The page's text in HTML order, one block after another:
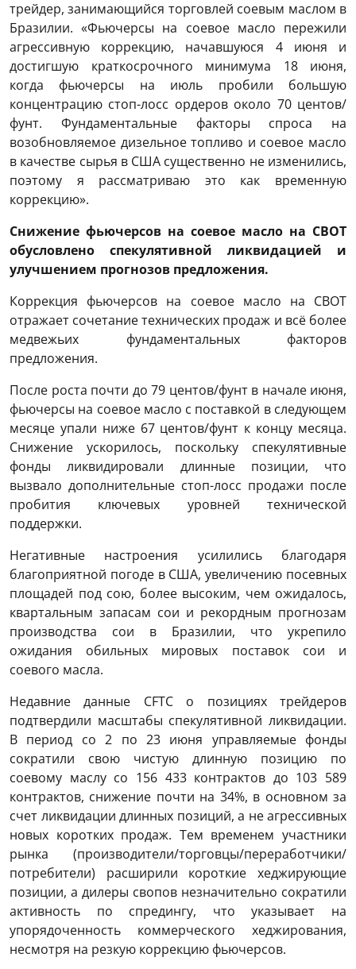
трейдер, занимающийся торговлей соевым маслом в
Бразилии. «Фьючерсы на соевое масло пережили
агрессивную коррекцию, начавшуюся 4 июня и
достигшую краткосрочного минимума 18 июня,
когда фьючерсы на июль пробили большую
концентрацию стоп-лосс ордеров около 70 центов/
фунт. Фундаментальные факторы спроса на
возобновляемое дизельное топливо и соевое масло
в качестве сырья в США существенно не изменились,
поэтому я рассматриваю это как временную
коррекцию».
Снижение фьючерсов на соевое масло на CBOT
обусловлено спекулятивной ликвидацией и
улучшением прогнозов предложения.
Коррекция фьючерсов на соевое масло на CBOT
отражает сочетание технических продаж и всё более
медвежьих фундаментальных факторов
предложения.
После роста почти до 79 центов/фунт в начале июня,
фьючерсы на соевое масло с поставкой в следующем
месяце упали ниже 67 центов/фунт к концу месяца.
Снижение ускорилось, поскольку спекулятивные
фонды ликвидировали длинные позиции, что
вызвало дополнительные стоп-лосс продажи после
пробития ключевых уровней технической
поддержки.
Негативные настроения усилились благодаря
благоприятной погоде в США, увеличению посевных
площадей под сою, более высоким, чем ожидалось,
квартальным запасам сои и рекордным прогнозам
производства сои в Бразилии, что укрепило
ожидания обильных мировых поставок сои и
соевого масла.
Недавние данные CFTC о позициях трейдеров
подтвердили масштабы спекулятивной ликвидации.
В период со 2 по 23 июня управляемые фонды
сократили свою чистую длинную позицию по
соевому маслу со 156 433 контрактов до 103 589
контрактов, снижение почти на 34%, в основном за
счет ликвидации длинных позиций, а не агрессивных
новых коротких продаж. Тем временем участники
рынка (производители/торговцы/переработчики/
потребители) расширили короткие хеджирующие
позиции, а дилеры свопов незначительно сократили
активность по спредингу, что указывает на
упорядоченность коммерческого хеджирования,
несмотря на резкую коррекцию фьючерсов.